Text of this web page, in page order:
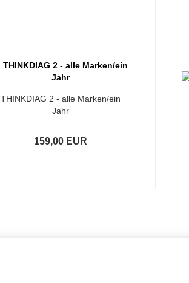
THINKDIAG 2 - alle Marken/ein
Jahr
159,00 EUR